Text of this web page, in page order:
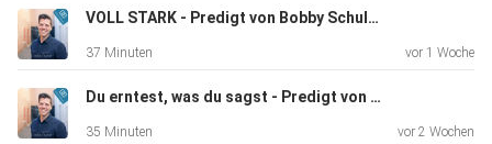
Weitere Informationen, inkl. unserem kostenlosen
Freundesbrief,
VOLL STARK - Predigt von Bobby Schuller
37 Minuten vor 1 Woche
Du erntest, was du sagst - Predigt von Bobby Schuller
35 Minuten vor 2 Wochen